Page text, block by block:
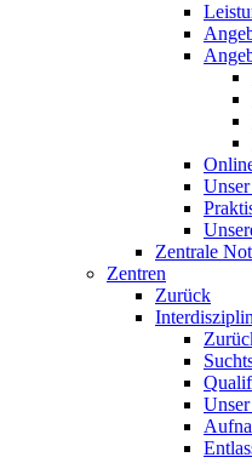
Zentrale
Zentren
Zurück